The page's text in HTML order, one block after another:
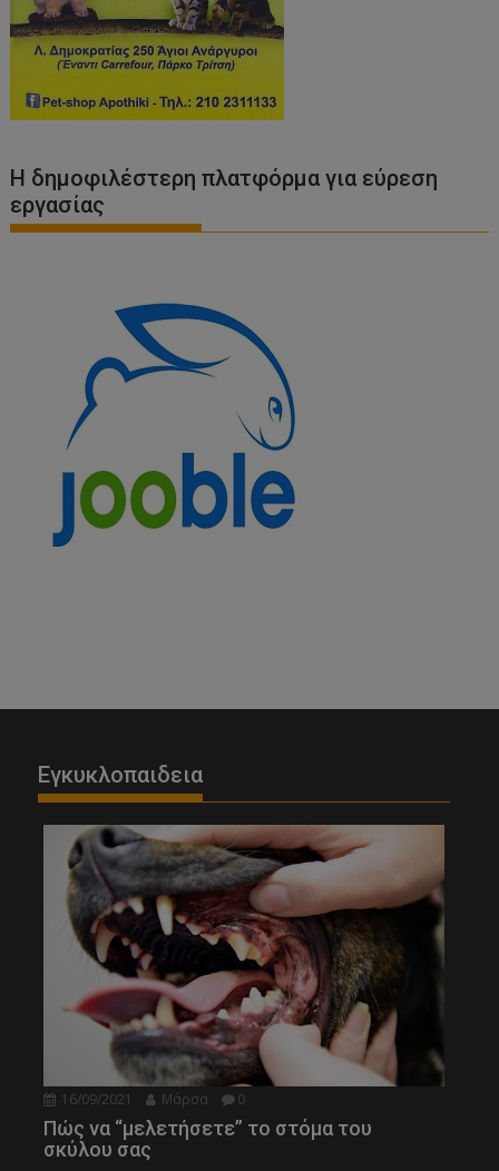
Η δημοφιλέστερη πλατφόρμα για εύρεση
εργασίας
Εγκυκλοπαιδεια
16/09/2021 Μάρσα 0
Πώς να “μελετήσετε” το στόμα του
σκύλου σας